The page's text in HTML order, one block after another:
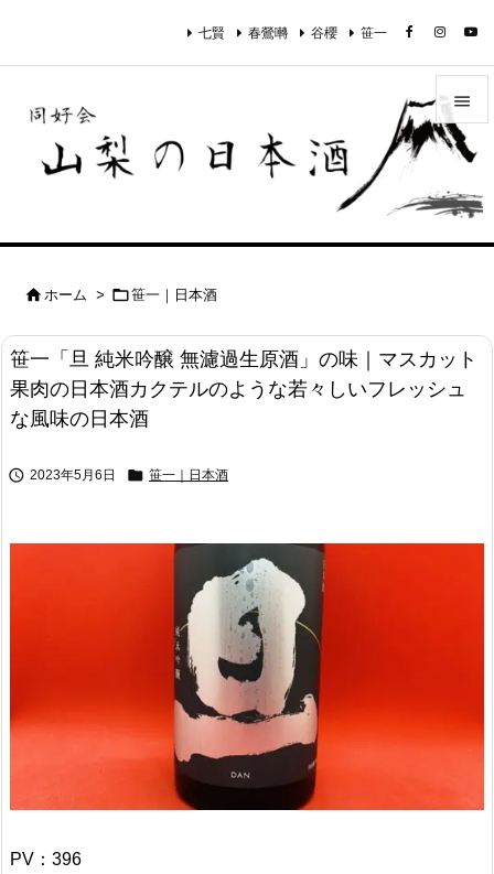



次へ

七賢 春鶯囀 谷櫻 笹一
 ホーム > 笹一｜日本酒
笹一「旦 純米吟醸 無濾過生原酒」の味｜マスカット
果肉の日本酒カクテルのような若々しいフレッシュ
な風味の日本酒
 2023年5月6日  笹一｜日本酒
PV： 396